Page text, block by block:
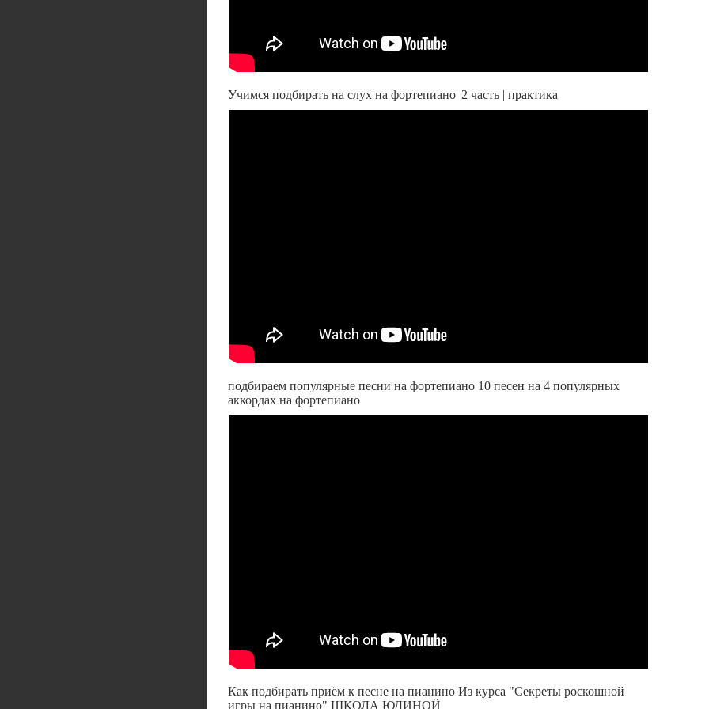
Учимся подбирать на слух на фортепиано| 2 часть | практика
подбираем популярные песни на фортепиано 10 песен на 4 популярных
аккордах на фортепиано
Как подбирать приём к песне на пианино Из курса "Секреты роскошной
игры на пианино" ШКОЛА ЮДИНОЙ